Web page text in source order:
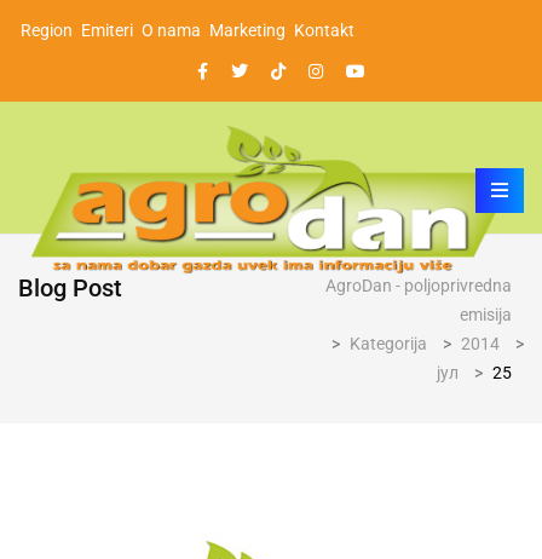
Region Emiteri O nama Marketing Kontakt
Blog Post
AgroDan - poljoprivredna
emisija
> Kategorija > 2014
>
јул
> 25